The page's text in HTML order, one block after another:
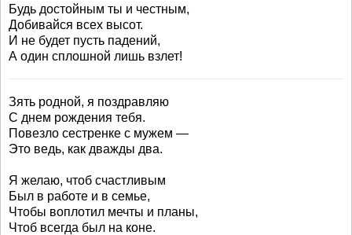
Будь достойным ты и честным,
Добивайся всех высот.
И не будет пусть падений,
А один сплошной лишь взлет!
Зять родной, я поздравляю
С днем рождения тебя.
Повезло сестренке с мужем —
Это ведь, как дважды два.
Я желаю, чтоб счастливым
Был в работе и в семье,
Чтобы воплотил мечты и планы,
Чтоб всегда был на коне.